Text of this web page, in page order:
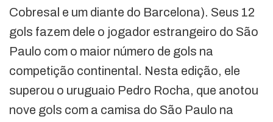
Cobresal e um diante do Barcelona). Seus 12
gols fazem dele o jogador estrangeiro do São
Paulo com o maior número de gols na
competição continental. Nesta edição, ele
superou o uruguaio Pedro Rocha, que anotou
nove gols com a camisa do São Paulo na